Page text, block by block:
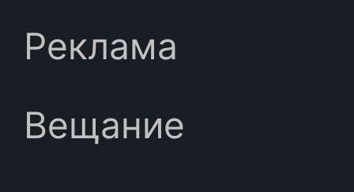
Реклама
Вещание